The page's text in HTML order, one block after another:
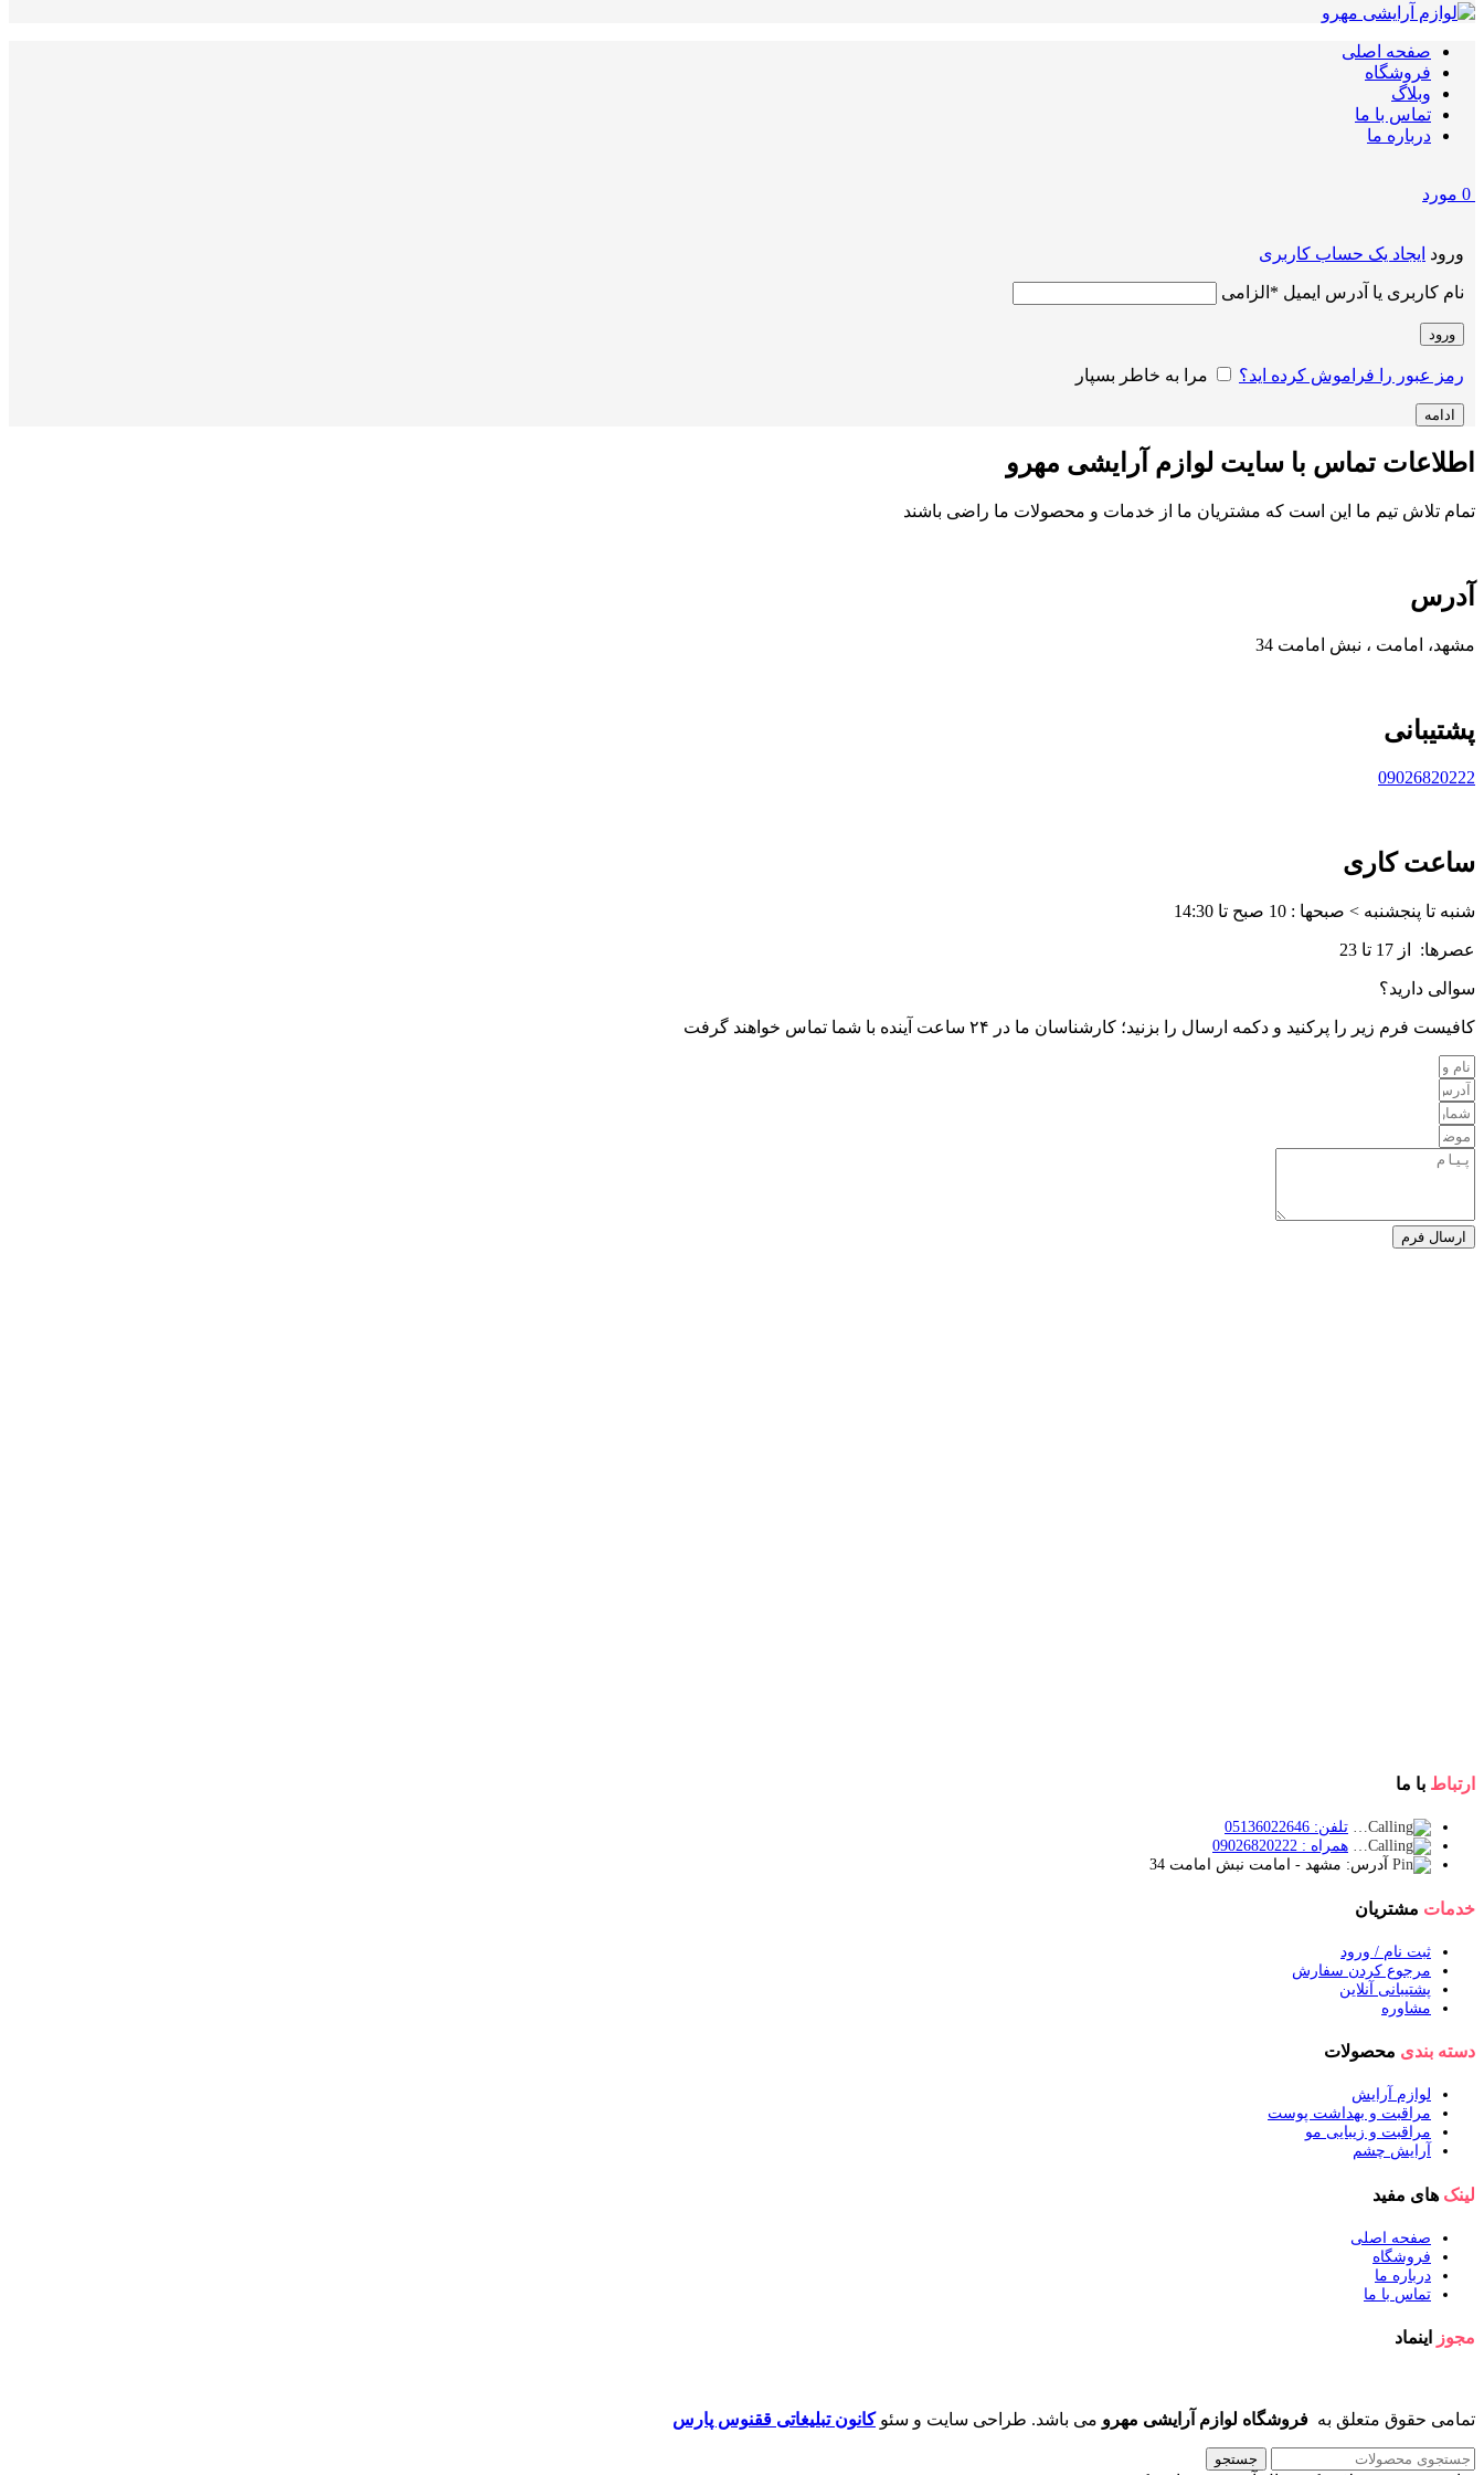
صفحه اصلی
فروشگاه
وبلاگ
تماس با ما
درباره ما
0 مورد
ورود ایجاد یک حساب کاربری
نام کاربری یا آدرس ایمیل * الزامی
ورود
رمز عبور را فراموش کرده اید؟ مرا به خاطر بسپار
ادامه
اطلاعات تماس با سایت لوازم آرایشی مهرو
تمام تلاش تیم ما این است که مشتریان ما از خدمات و محصولات ما راضی باشند
آدرس
مشهد، امامت ، نبش امامت 34
پشتیبانی
09026820222
ساعت کاری
شنبه تا پنجشنبه > صبحها : 10 صبح تا 14:30
عصرها: از 17 تا 23
سوالی دارید؟
کافیست فرم زیر را پرکنید و دکمه ارسال را بزنید؛ کارشناسان ما در ۲۴ ساعت آینده با شما تماس خواهند گرفت
ارسال فرم
ارتباط با ما
تلفن: 05136022646
همراه : 09026820222
آدرس: مشهد - امامت نبش امامت 34
خدمات مشتریان
ثبت نام / ورود
مرجوع کردن سفارش
پشتیبانی آنلاین
مشاوره
دسته بندی محصولات
لوازم آرایش
مراقبت و بهداشت پوست
مراقبت و زیبایی مو
آرایش چشم
لینک های مفید
صفحه اصلی
فروشگاه
درباره ما
تماس با ما
مجوز اینماد
تمامی حقوق متعلق به فروشگاه لوازم آرایشی مهرو می باشد. طراحی سایت و سئوکانون تبلیغاتی ققنوس پارس
جستجو